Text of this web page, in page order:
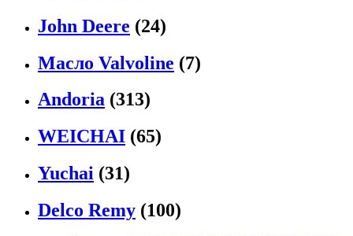
John Deere (24)
Масло Valvoline (7)
Andoria (313)
WEICHAI (65)
Yuchai (31)
Delco Remy (100)